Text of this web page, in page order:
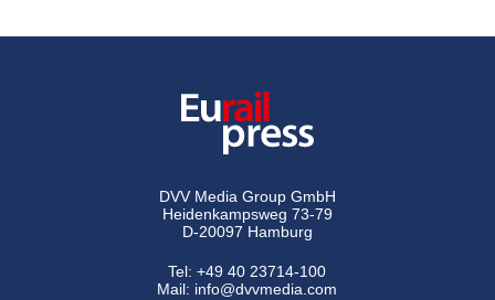
DVV Media Group GmbH
Heidenkampsweg 73-79
D-20097 Hamburg
Tel:+49 40 23714-100
Mail: info@dvvmedia.com